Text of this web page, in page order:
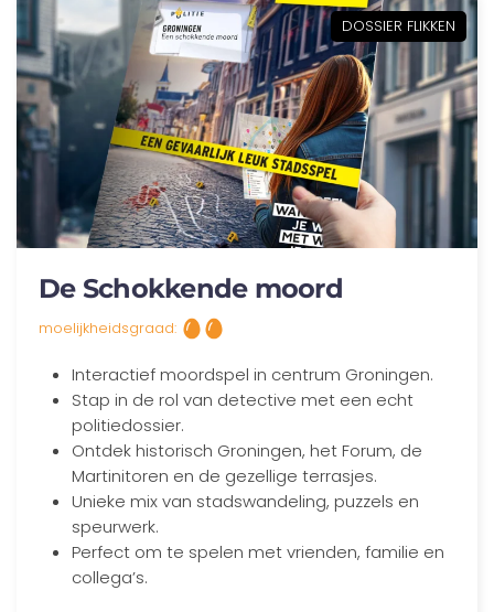
De Schokkende moord
DOSSIER FLIKKEN
moelijkheidsgraad:
Interactief moordspel in centrum Groningen.
Stap in de rol van detective met een echt
politiedossier.
Ontdek historisch Groningen, het Forum, de
Martinitoren en de gezellige terrasjes.
Unieke mix van stadswandeling, puzzels en
speurwerk.
Perfect om te spelen met vrienden, familie en
collega’s.